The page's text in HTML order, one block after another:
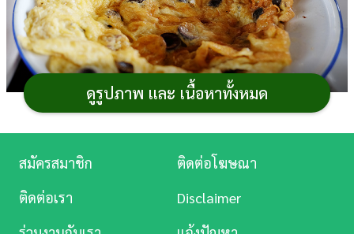
เห็ดเผาะเห็ดพื้นบ้านของชาวล้านนา ที่ 1 ปีมีครั้งเดียว
ถือเป็นแรร์ไอเทมที่หลายคนรอคอย นำไปทำเมนู
ดูรูปภาพ และ เนื้อหาทั้งหมด
บันเทิง
ดู
หนัง
สมัครสมาชิก
ติดต่อโฆษณา
ติดต่อเรา
Disclaimer